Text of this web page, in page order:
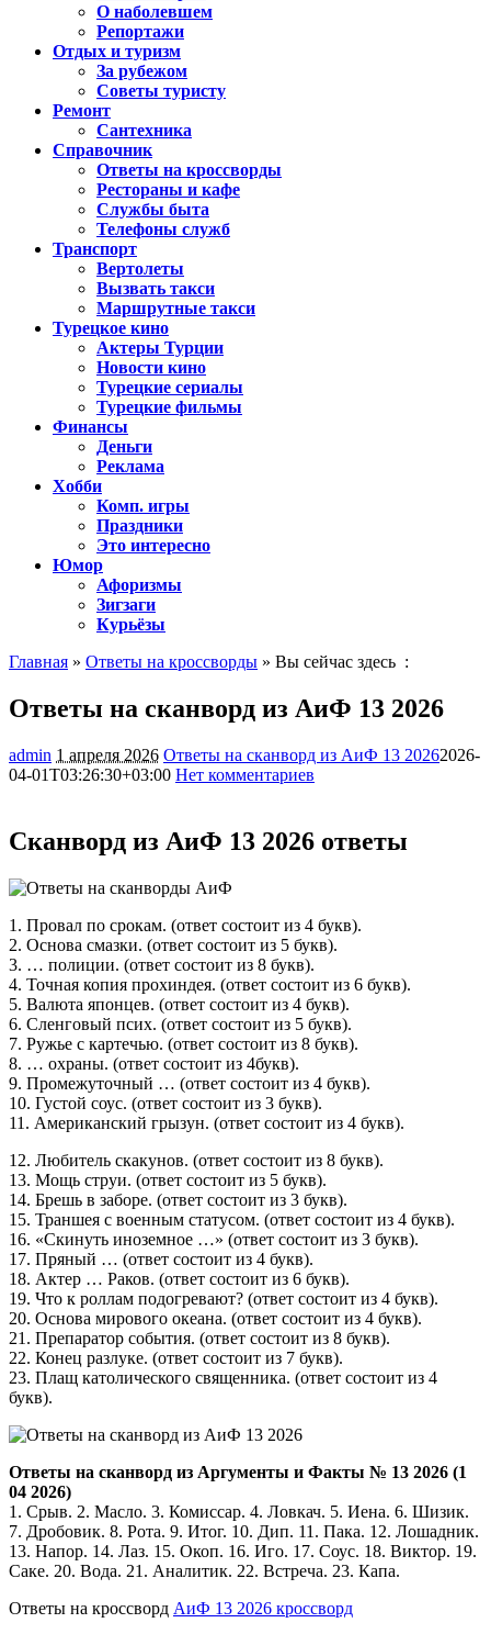
О наболевшем
Репортажи
Отдых и туризм
За рубежом
Советы туристу
Ремонт
Сантехника
Справочник
Ответы на кроссворды
Рестораны и кафе
Службы быта
Телефоны служб
Транспорт
Вертолеты
Вызвать такси
Маршрутные такси
Турецкое кино
Актеры Турции
Новости кино
Турецкие сериалы
Турецкие фильмы
Финансы
Деньги
Реклама
Хобби
Комп. игры
Праздники
Это интересно
Юмор
Афоризмы
Зигзаги
Курьёзы
Главная » Ответы на кроссворды » Вы сейчас здесь :
Ответы на сканворд из АиФ 13 2026
admin 1 апреля 2026 Ответы на сканворд из АиФ 13 20262026-
04-01T03:26:30+03:00 Нет комментариев
Сканворд из АиФ 13 2026 ответы
1. Провал по срокам. (ответ состоит из 4 букв).
2. Основа смазки. (ответ состоит из 5 букв).
3. … полиции. (ответ состоит из 8 букв).
4. Точная копия прохиндея. (ответ состоит из 6 букв).
5. Валюта японцев. (ответ состоит из 4 букв).
6. Сленговый псих. (ответ состоит из 5 букв).
7. Ружье с картечью. (ответ состоит из 8 букв).
8. … охраны. (ответ состоит из 4букв).
9. Промежуточный … (ответ состоит из 4 букв).
10. Густой соус. (ответ состоит из 3 букв).
11. Американский грызун. (ответ состоит из 4 букв).
12. Любитель скакунов. (ответ состоит из 8 букв).
13. Мощь струи. (ответ состоит из 5 букв).
14. Брешь в заборе. (ответ состоит из 3 букв).
15. Траншея с военным статусом. (ответ состоит из 4 букв).
16. «Скинуть иноземное …» (ответ состоит из 3 букв).
17. Пряный … (ответ состоит из 4 букв).
18. Актер … Раков. (ответ состоит из 6 букв).
19. Что к роллам подогревают? (ответ состоит из 4 букв).
20. Основа мирового океана. (ответ состоит из 4 букв).
21. Препаратор события. (ответ состоит из 8 букв).
22. Конец разлуке. (ответ состоит из 7 букв).
23. Плащ католического священника. (ответ состоит из 4
букв).
Ответы на сканворд из Аргументы и Факты № 13 2026 (1
04 2026)
1. Срыв. 2. Масло. 3. Комиссар. 4. Ловкач. 5. Иена. 6. Шизик.
7. Дробовик. 8. Рота. 9. Итог. 10. Дип. 11. Пака. 12. Лошадник.
13. Напор. 14. Лаз. 15. Окоп. 16. Иго. 17. Соус. 18. Виктор. 19.
Саке. 20. Вода. 21. Аналитик. 22. Встреча. 23. Капа.
Ответы на кроссворд АиФ 13 2026 кроссворд